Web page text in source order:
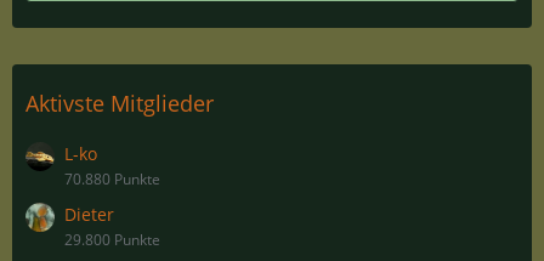
Aktivste Mitglieder
L-ko
70.880 Punkte
Dieter
29.800 Punkte